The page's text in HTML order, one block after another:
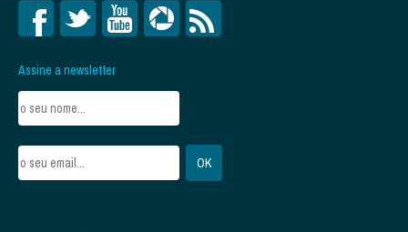
Assine a newsletter